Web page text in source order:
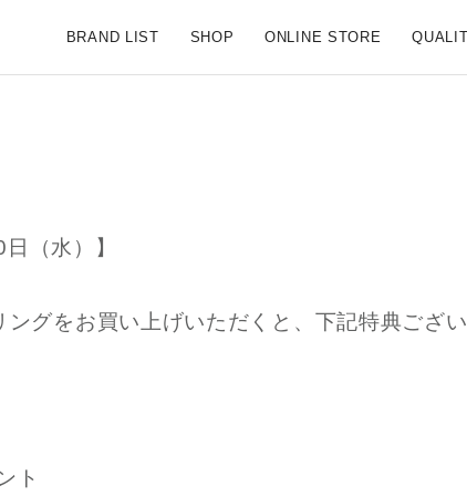
【公式ブランドサイト】
BRAND LIST SHOP ONLINE STORE
（水）】
グをお買い上げいただくと、下記特典ござい
ト